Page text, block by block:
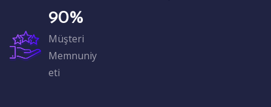
90%
Müşteri
Memnuniy
eti